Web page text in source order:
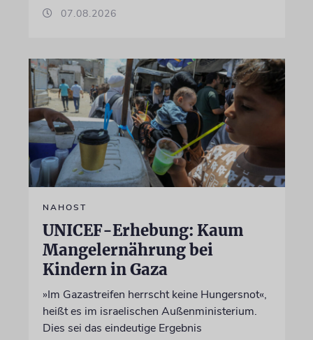
07.08.2026
NAHOST
UNICEF-Erhebung: Kaum
Mangelernährung bei
Kindern in Gaza
»Im Gazastreifen herrscht keine Hungersnot«,
heißt es im israelischen Außenministerium.
Dies sei das eindeutige Ergebnis